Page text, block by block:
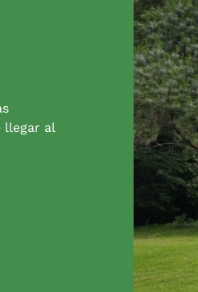
llegar al